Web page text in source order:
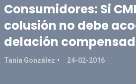
Consumidores: Si
colusión no debe
delación
Tania González 24-02-2016